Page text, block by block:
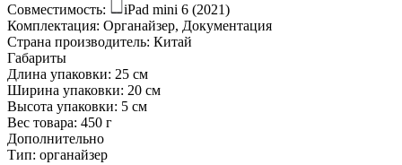
Совместимость:
iPad mini 6 (2021)
Комплектация: Органайзер, Документация
Страна производитель: Китай
Габариты
Длина упаковки: 25 см
Ширина упаковки: 20 см
Высота упаковки: 5 см
Вес товара: 450 г
Дополнительно
Тип: органайзер